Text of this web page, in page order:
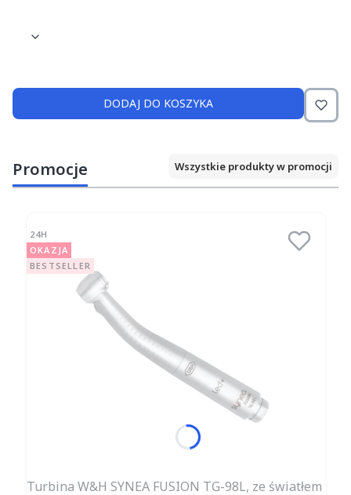
DODAJ DO KOSZYKA
Promocje Wszystkie produkty w promocji
24H
OKAZJA
BESTSELLER
Turbina W&H SYNEA FUSION TG-98L, ze światłem